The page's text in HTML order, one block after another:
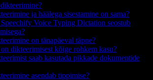
ja häälega sisestamine on sama?
Voice Typing Dictation seostub
on tänapäeval täpne?
dikteerimisest kõige rohkem kasu?
saab kasutada pikkade dokumentide
asendab tippimise?